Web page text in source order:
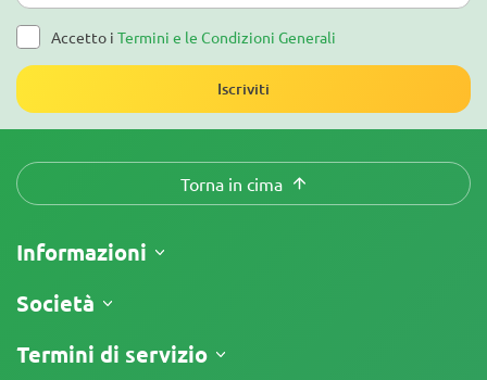
Accetto i Termini e le Condizioni Generali
Iscriviti
Torna in cima
Informazioni
Spedizione
Politica di Reso
Società
Chi siamo
Termini di servizio